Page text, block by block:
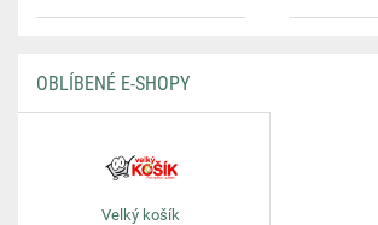
OBLÍBENÉ E-SHOPY
Velký košík